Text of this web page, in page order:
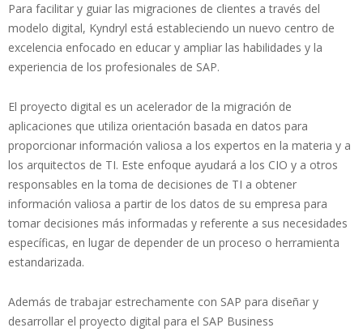
Para facilitar y guiar las migraciones de clientes a través del
modelo digital, Kyndryl está estableciendo un nuevo centro de
excelencia enfocado en educar y ampliar las habilidades y la
experiencia de los profesionales de SAP.
El proyecto digital es un acelerador de la migración de
aplicaciones que utiliza orientación basada en datos para
proporcionar información valiosa a los expertos en la materia y a
los arquitectos de TI. Este enfoque ayudará a los CIO y a otros
responsables en la toma de decisiones de TI a obtener
información valiosa a partir de los datos de su empresa para
tomar decisiones más informadas y referente a sus necesidades
específicas, en lugar de depender de un proceso o herramienta
estandarizada.
Además de trabajar estrechamente con SAP para diseñar y
desarrollar el proyecto digital para el SAP Business